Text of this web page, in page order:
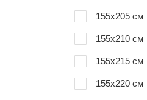
155x205 см
155x210 см
155x215 см
155x220 см